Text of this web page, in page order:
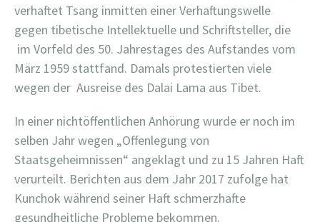
verhaftet Tsang inmitten einer Verhaftungswelle
gegen tibetische Intellektuelle und Schriftsteller, die
im Vorfeld des 50. Jahrestages des Aufstandes vom
März 1959 stattfand. Damals protestierten viele
wegen der Ausreise des Dalai Lama aus Tibet.
In einer nichtöffentlichen Anhörung wurde er noch im
selben Jahr wegen „Offenlegung von
Staatsgeheimnissen“ angeklagt und zu 15 Jahren Haft
verurteilt. Berichten aus dem Jahr 2017 zufolge hat
Kunchok während seiner Haft schmerzhafte
gesundheitliche Probleme bekommen.